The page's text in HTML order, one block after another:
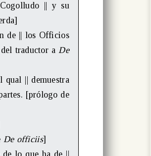
|| y su
de || los Officios
del traductor aDe
|| demuestra
[prólogo de
De officiis]
lo que ha de ||